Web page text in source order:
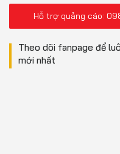
Hỗ trợ quảng cáo:
Theo dõi fanpage để
mới nhất